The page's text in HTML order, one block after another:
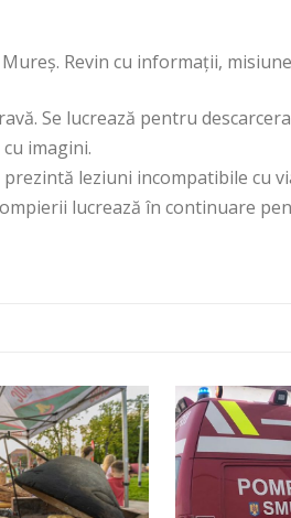
Revin cu informații,
Se lucrează pentru
imagini.
leziuni incompatibile cu
lucrează în continuare